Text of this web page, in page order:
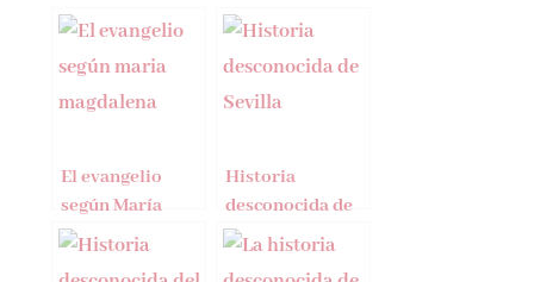
El evangelio
según María
Magdalena
Historia
desconocida de
Sevilla